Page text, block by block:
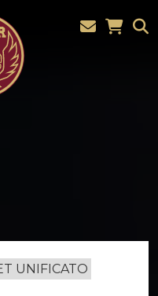
UNIFICATO